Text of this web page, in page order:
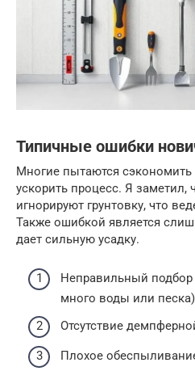
Типичные ошибки
Многие пытаются сэкономить
ускорить процесс. Я заметил,
игнорируют грунтовку, что
Также ошибкой является
дает сильную усадку.
Неправильный
много воды или
Отсутствие
Плохое